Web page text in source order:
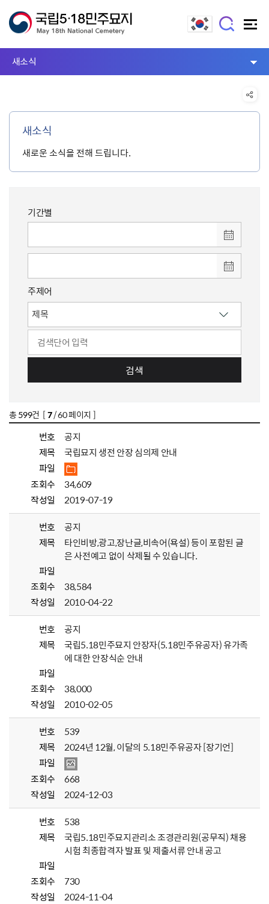
새소식
새소식
새로운 소식을 전해 드립니다.
기간별
주제어
검색
총 599건 [7/ 60 페이지 ]
번호
공지
제목
국립묘지 생전 안장 심의제 안내
파일
조회수
34,609
작성일
2019-07-19
번호
공지
제목
타인비방,광고,장난글,비속어(욕설) 등이 포함된 글
은 사전예고 없이 삭제될 수 있습니다.
파일
조회수
38,584
작성일
2010-04-22
번호
공지
제목
국립5.18민주묘지 안장자(5.18민주유공자) 유가족
에 대한 안장식순 안내
파일
조회수
38,000
작성일
2010-02-05
번호
539
제목
2024년 12월, 이달의 5.18민주유공자 [장기언]
파일
조회수
668
작성일
2024-12-03
번호
538
제목
국립5.18민주묘지관리소 조경관리원(공무직) 채용
시험 최종합격자 발표 및 제출서류 안내 공고
파일
조회수
730
작성일
2024-11-04